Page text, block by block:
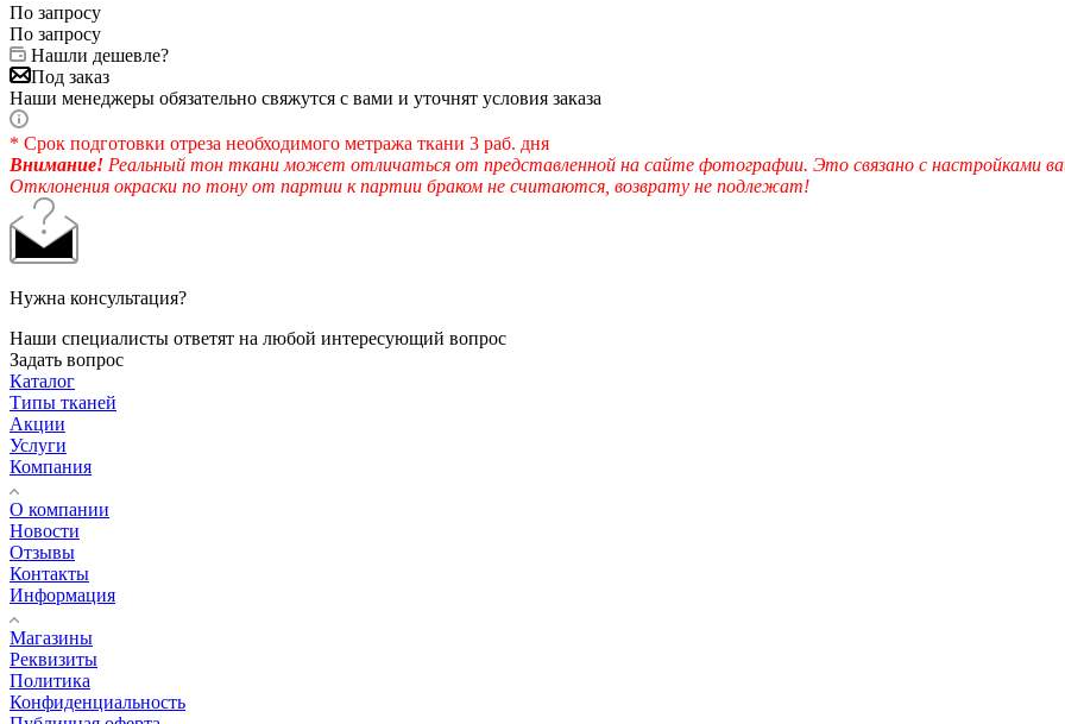
По запросу
По запросу
Нашли дешевле?
Под заказ
Наши менеджеры обязательно свяжутся с вами и уточнят условия заказа
* Срок подготовки отреза необходимого метража ткани 3 раб. дня
Внимание! Реальный тон ткани может отличаться от представленной на сайте фотографии. Это связано с настройками
Отклонения окраски по тону от партии к партии браком не считаются, возврату не подлежат!
Нужна консультация?
Наши специалисты ответят на любой интересующий вопрос
Задать вопрос
Каталог
Типы тканей
Акции
Услуги
Компания
О компании
Новости
Отзывы
Контакты
Информация
Магазины
Реквизиты
Политика
Конфиденциальность